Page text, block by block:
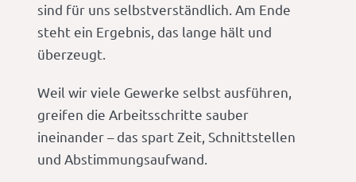
sind für uns selbstverständlich. Am Ende
steht ein Ergebnis, das lange hält und
überzeugt.
Weil wir viele Gewerke selbst ausführen,
greifen die Arbeitsschritte sauber
ineinander – das spart Zeit, Schnittstellen
und Abstimmungsaufwand.